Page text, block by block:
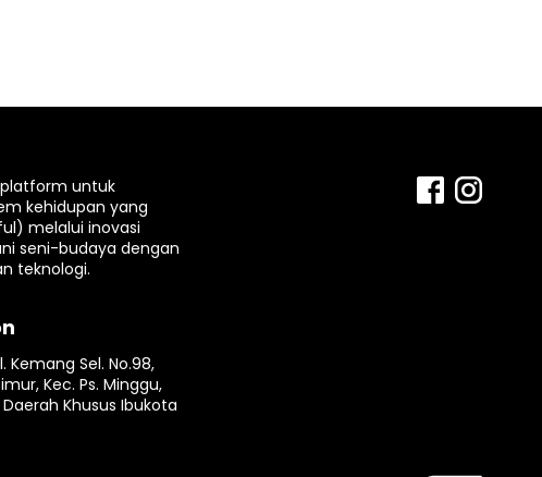
platform untuk
kehidupan yang
melalui inovasi
seni-budaya dengan
teknologi.
Kemang Sel. No.98,
Kec. Ps. Minggu,
Khusus Ibukota